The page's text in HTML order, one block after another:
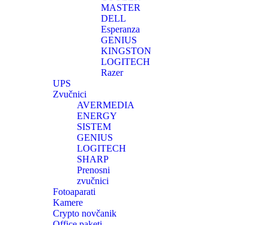
MASTER
DELL
Esperanza
GENIUS
KINGSTON
LOGITECH
Razer
UPS
Zvučnici
AVERMEDIA
ENERGY
SISTEM
GENIUS
LOGITECH
SHARP
Prenosni
zvučnici
Fotoaparati
Kamere
Crypto novčanik